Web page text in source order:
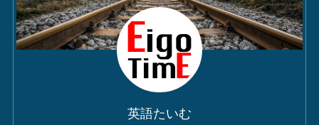
英語たいむ